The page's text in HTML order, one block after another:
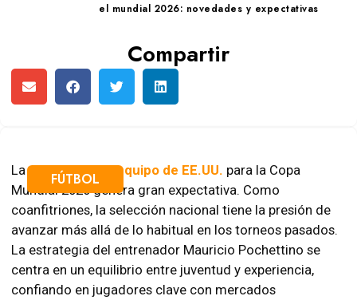
FÚTBOL
Laalineación del equipo de EE.UU. para la Copa
Mundial 2026 genera gran expectativa. Como
coanfitriones, la selección nacional tiene la presión de
avanzar más allá de lo habitual en los torneos pasados.
La estrategia del entrenador Mauricio Pochettino se
centra en un equilibrio entre juventud y experiencia,
confiando en jugadores clave con mercados
el mundial 2026: novedades y expectativas
Compartir